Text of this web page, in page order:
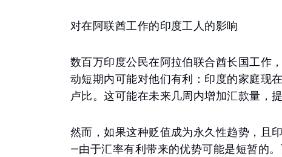
对在阿联酋工作的印度工人的影响
数百万印度公民在阿拉伯联合酋长国工作
动短期内可能对他们有利：印度的家庭现
卢比。这可能在未来几周内增加汇款量，
然而，如果这种贬值成为永久性趋势，且
—由于汇率有利带来的优势可能是短暂的